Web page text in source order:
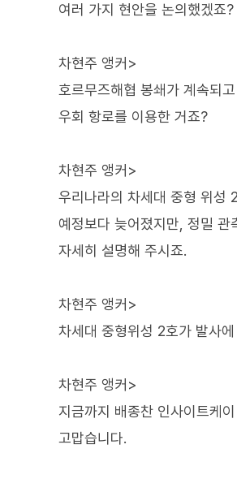
여러 가지 현안을 논의했겠죠?
차현주 앵커>
호르무즈해협 봉쇄가 계속되
우회 항로를 이용한 거죠?
차현주 앵커>
우리나라의 차세대 중형 위성
예정보다 늦어졌지만, 정밀
자세히 설명해 주시죠.
차현주 앵커>
차세대 중형위성 2호가 발사
차현주 앵커>
지금까지 배종찬 인사이트케
고맙습니다.